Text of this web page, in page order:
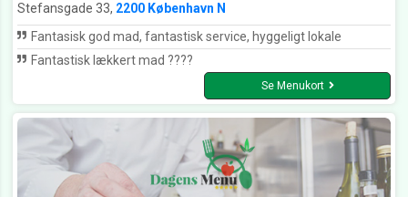
Stefansgade 33, 2200 København N
Fantasisk god mad, fantastisk service, hyggeligt lokale
Fantastisk lækkert mad ????
Se Menukort